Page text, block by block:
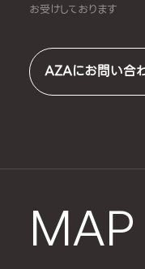
お受けしております
AZAにお問い合
MAP